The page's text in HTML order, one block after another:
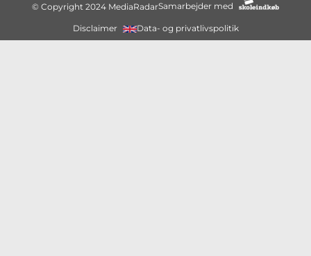
© Copyright 2024 MediaRadarSamarbejder med
Disclaimer Data- og privatlivspolitik